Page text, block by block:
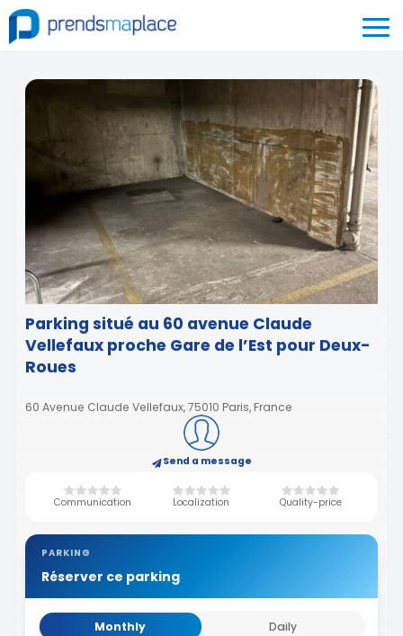
Parking situé au 60 avenue Claude
Vellefaux proche Gare de l’Est pour Deux-
Roues
60 Avenue Claude Vellefaux, 75010 Paris, France
Send a message
Communication Localization Quality-price
PARKING
Réserver ce parking
Monthly
Daily